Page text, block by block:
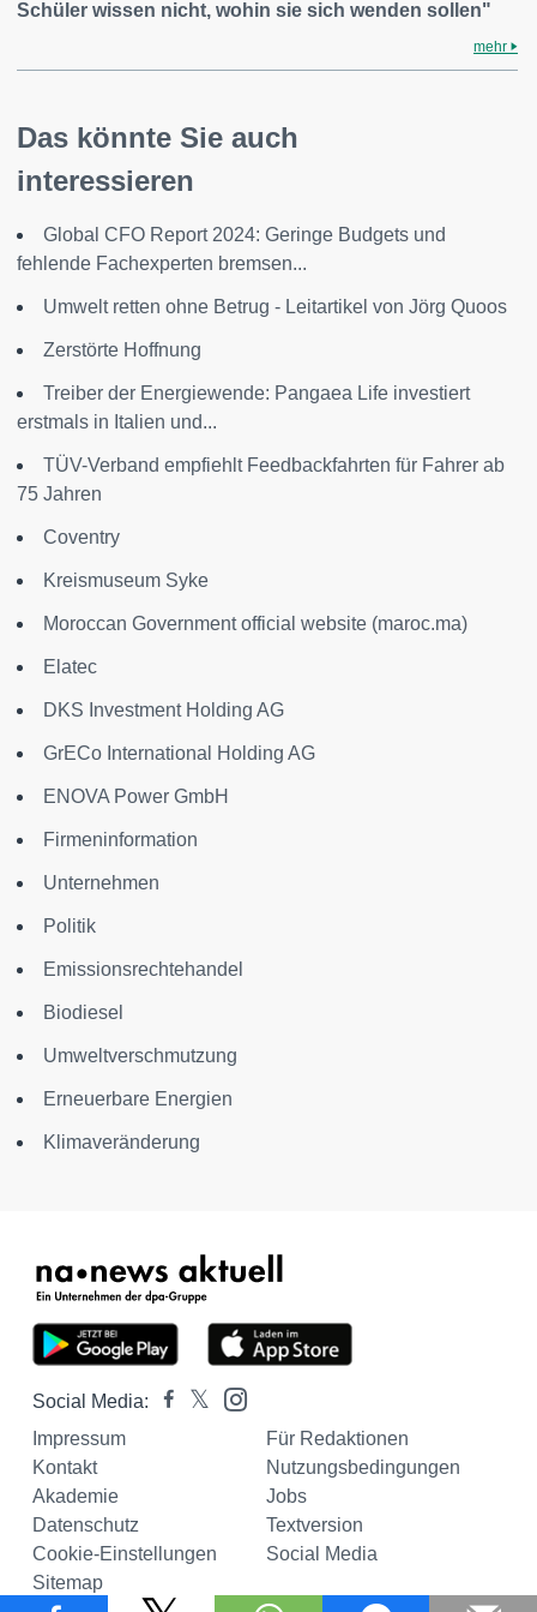
Schüler wissen nicht, wohin sie sich wenden sollen"
mehr
Das könnte Sie auch
interessieren
Global CFO Report 2024: Geringe Budgets und
fehlende Fachexperten bremsen...
Umwelt retten ohne Betrug - Leitartikel von Jörg Quoos
Zerstörte Hoffnung
Treiber der Energiewende: Pangaea Life investiert
erstmals in Italien und...
TÜV-Verband empfiehlt Feedbackfahrten für Fahrer ab
75 Jahren
Coventry
Kreismuseum Syke
Moroccan Government official website (maroc.ma)
Elatec
DKS Investment Holding AG
GrECo International Holding AG
ENOVA Power GmbH
Firmeninformation
Unternehmen
Politik
Emissionsrechtehandel
Biodiesel
Umweltverschmutzung
Erneuerbare Energien
Klimaveränderung
Social Media:
Impressum
Für Redaktionen
Kontakt
Nutzungsbedingungen
Akademie
Jobs
Datenschutz
Textversion
Cookie-Einstellungen
Social Media
Sitemap